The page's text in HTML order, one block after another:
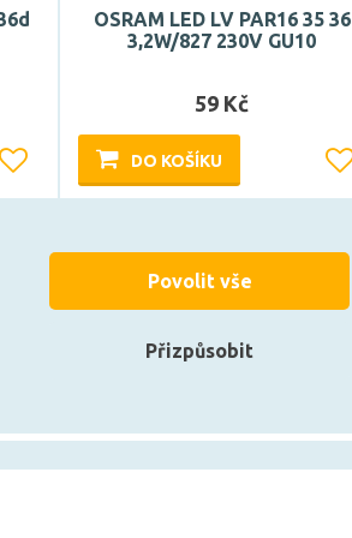
OSRAM LED LV PAR16 35 36
3,2W/827 230V GU10
59 Kč
DO KOŠÍKU
Přizpůsobit
Povolit vše